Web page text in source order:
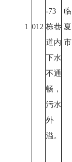
1 012
-73
栋巷
道内
下水
不通
畅，
污水
外
溢。
临
夏
市